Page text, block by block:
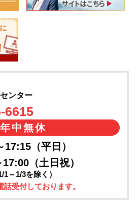
ンター
6615
年中無休
17:15（平日）
（土日祝）
1～1/3を除く）
受付しております。